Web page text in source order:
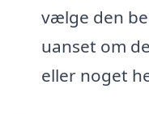
vælge den
uanset om
eller noget